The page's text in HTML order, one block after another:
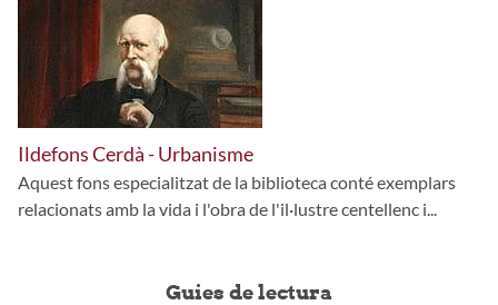
Ildefons Cerdà - Urbanisme
Aquest fons especialitzat de la biblioteca conté exemplars
relacionats amb la vida i l'obra de l'il·lustre centellenc i...
Guies de lectura